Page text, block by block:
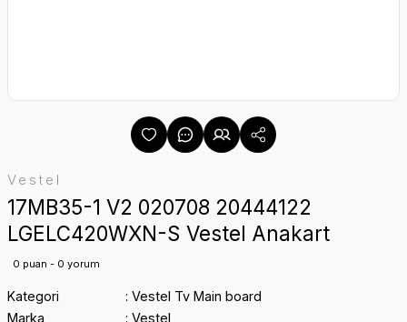
Vestel
17MB35-1 V2 020708 20444122
LGELC420WXN-S Vestel Anakart
0 puan - 0 yorum
Kategori
Vestel Tv Main board
Marka
Vestel